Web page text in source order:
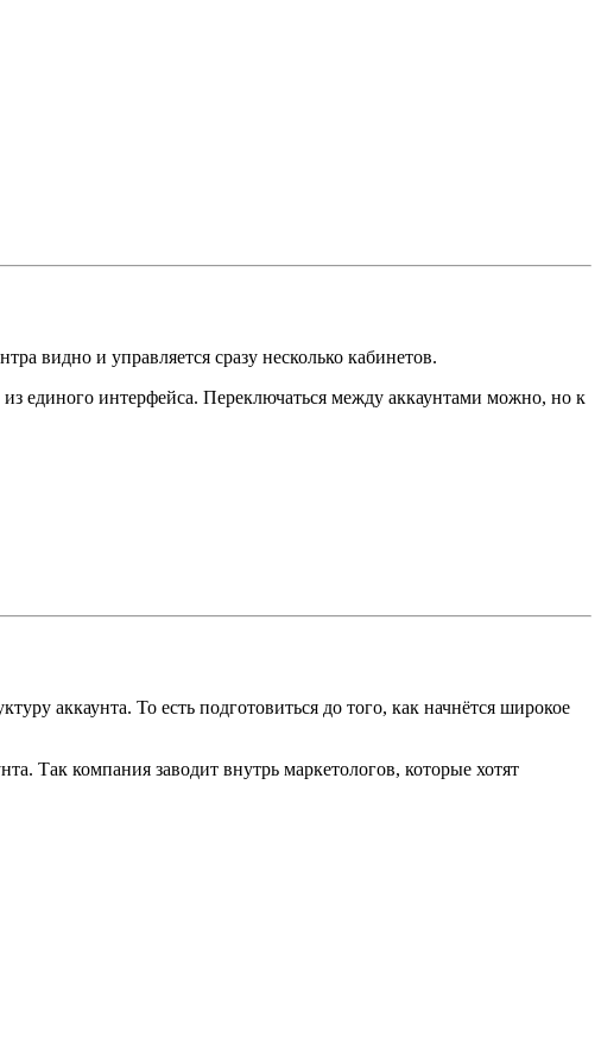
видно и управляется сразу несколько кабинетов.
единого интерфейса. Переключаться между аккаунтами можно, но к
аккаунта. То есть подготовиться до того, как начнётся широкое
Так компания заводит внутрь маркетологов, которые хотят